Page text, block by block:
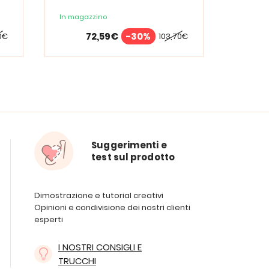
In magazzino
103,70€
72,59€ -30%
Suggerimenti e
test sul prodotto
Dimostrazione e tutorial creativi
Opinioni e condivisione dei nostri clienti
esperti
I NOSTRI CONSIGLI E
TRUCCHI